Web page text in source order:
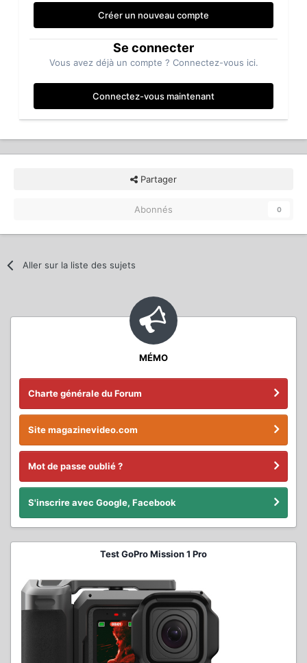
Créer un nouveau compte
Se connecter
Vous avez déjà un compte ? Connectez-vous ici.
Connectez-vous maintenant
Partager
Abonnés 0
Aller sur la liste des sujets
MÉMO
Charte générale du Forum
Site magazinevideo.com
Mot de passe oublié ?
S'inscrire avec Google, Facebook
Test GoPro Mission 1 Pro